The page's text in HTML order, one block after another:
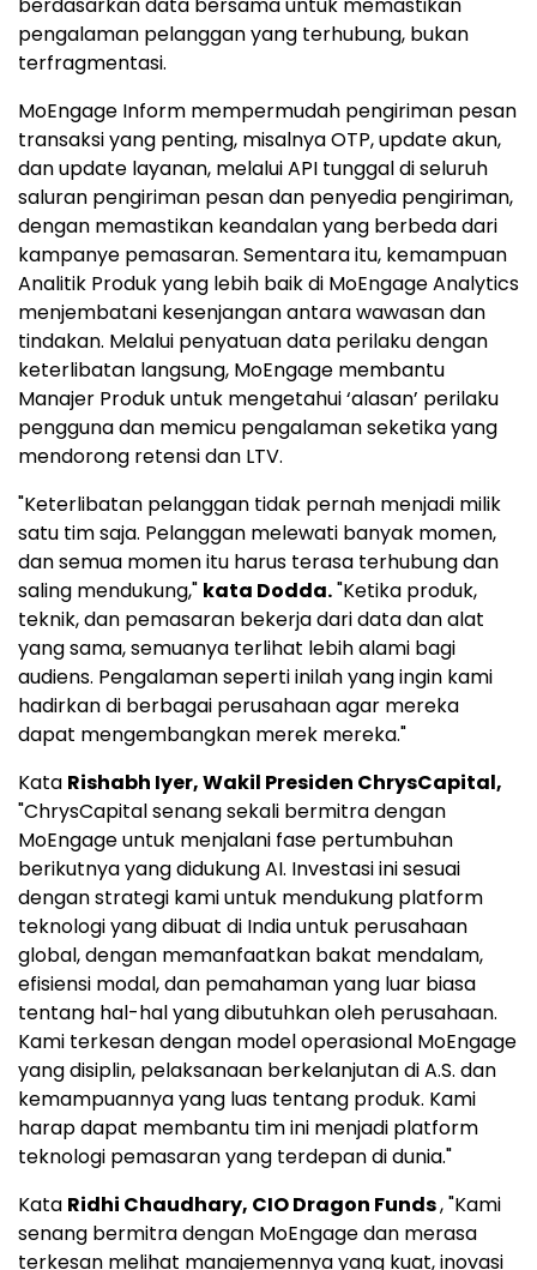
berdasarkan data bersama untuk memastikan
pengalaman pelanggan yang terhubung, bukan
terfragmentasi.
MoEngage Inform mempermudah pengiriman pesan
transaksi yang penting, misalnya OTP, update akun,
dan update layanan, melalui API tunggal di seluruh
saluran pengiriman pesan dan penyedia pengiriman,
dengan memastikan keandalan yang berbeda dari
kampanye pemasaran. Sementara itu, kemampuan
Analitik Produk yang lebih baik di MoEngage Analytics
menjembatani kesenjangan antara wawasan dan
tindakan. Melalui penyatuan data perilaku dengan
keterlibatan langsung, MoEngage membantu
Manajer Produk untuk mengetahui ‘alasan’ perilaku
pengguna dan memicu pengalaman seketika yang
mendorong retensi dan LTV.
"Keterlibatan pelanggan tidak pernah menjadi milik
satu tim saja. Pelanggan melewati banyak momen,
dan semua momen itu harus terasa terhubung dan
saling mendukung," kata Dodda."Ketika produk,
teknik, dan pemasaran bekerja dari data dan alat
yang sama, semuanya terlihat lebih alami bagi
audiens. Pengalaman seperti inilah yang ingin kami
hadirkan di berbagai perusahaan agar mereka
dapat mengembangkan merek mereka."
Kata Rishabh Iyer, Wakil Presiden ChrysCapital,
"ChrysCapital senang sekali bermitra dengan
MoEngage untuk menjalani fase pertumbuhan
berikutnya yang didukung AI. Investasi ini sesuai
dengan strategi kami untuk mendukung platform
teknologi yang dibuat di Indiauntuk perusahaan
global, dengan memanfaatkan bakat mendalam,
efisiensi modal, dan pemahaman yang luar biasa
tentang hal-hal yang dibutuhkan oleh perusahaan.
Kami terkesan dengan model operasional MoEngage
yang disiplin, pelaksanaan berkelanjutan di A.S. dan
kemampuannya yang luas tentang produk. Kami
harap dapat membantu tim ini menjadi platform
teknologi pemasaran yang terdepan di dunia."
Kata Ridhi Chaudhary, CIO Dragon Funds, "Kami
senang bermitra dengan MoEngage dan merasa
terkesan melihat manajemennya yang kuat, inovasi